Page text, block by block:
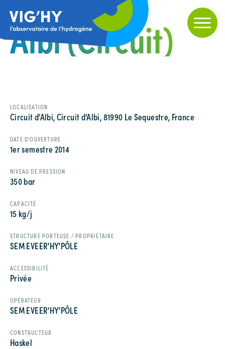
Albi (Circuit)
LOCALISATION
Circuit d'Albi, Circuit d'Albi, 81990 Le Sequestre, France
DATE D'OUVERTURE
1er semestre 2014
NIVEAU DE PRESSION
350 bar
CAPACITÉ
15 kg/j
STRUCTURE PORTEUSE / PROPRIÉTAIRE
SEM EVEER'HY'PÔLE
ACCESSIBILITÉ
Privée
OPÉRATEUR
SEM EVEER'HY'PÔLE
CONSTRUCTEUR
Haskel